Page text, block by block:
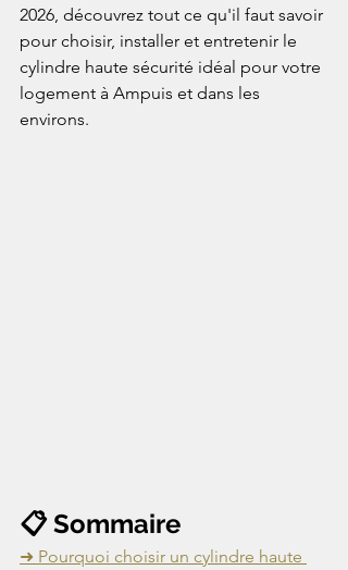
2026, découvrez tout ce qu'il faut savoir
pour choisir, installer et entretenir le
cylindre haute sécurité idéal pour votre
logement à Ampuis et dans les
environs.
📋 Sommaire
➜ Pourquoi choisir un cylindre haute